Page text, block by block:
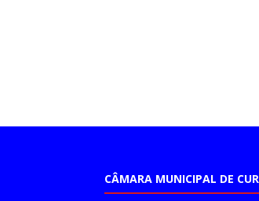
CÂMARA MUNICIPAL DE